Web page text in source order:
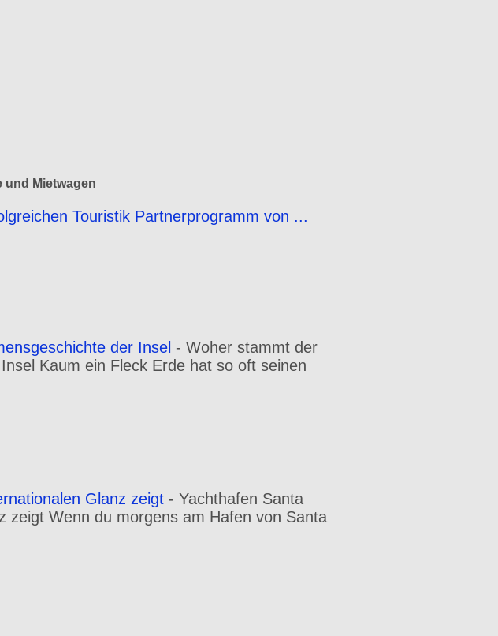
und Mietwagen
Touristik Partnerprogramm von ...
der Insel - Woher stammt der
Kaum ein Fleck Erde hat so oft seinen
Glanz zeigt - Yachthafen Santa
zeigt Wenn du morgens am Hafen von Santa